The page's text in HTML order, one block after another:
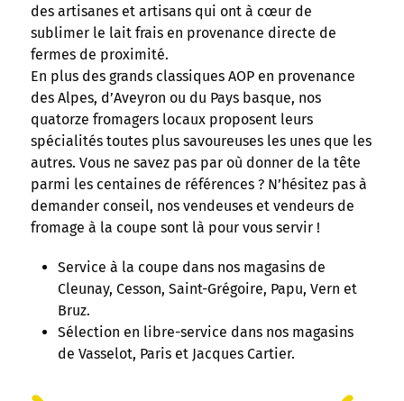
des artisanes et artisans qui ont à cœur de
sublimer le lait frais en provenance directe de
fermes de proximité.
En plus des grands classiques AOP en provenance
des Alpes, d’Aveyron ou du Pays basque, nos
quatorze fromagers locaux proposent leurs
spécialités toutes plus savoureuses les unes que les
autres. Vous ne savez pas par où donner de la tête
parmi les centaines de références ? N’hésitez pas à
demander conseil, nos vendeuses et vendeurs de
fromage à la coupe sont là pour vous servir !
Service à la coupe dans nos magasins de
Cleunay, Cesson, Saint-Grégoire, Papu, Vern et
Bruz.
Sélection en libre-service dans nos magasins
de Vasselot, Paris et Jacques Cartier.